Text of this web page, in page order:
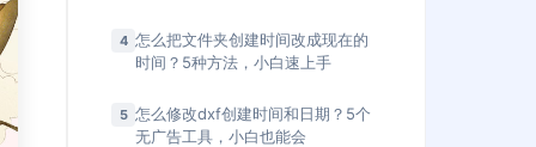
4 怎么把文件夹创建时间改成现在的
时间？5种方法，小白速上手
5 怎么修改dxf创建时间和日期？5个
无广告工具，小白也能会